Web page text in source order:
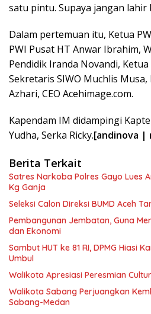
satu pintu. Supaya jangan lahir
Dalam pertemuan itu, Ketua
PWI Pusat HT Anwar Ibrahim,
Pendidik Iranda Novandi, Ketua
Sekretaris SIWO Muchlis
Azhari, CEO Acehimage.com.
Kapendam IM didampingi
Yudha, Serka Ricky.[andinova |
Berita Terkait
Satres Narkoba Polres Gayo Lues
Kg Ganja
Seleksi Calon Direksi BUMD Aceh
Pembangunan Jembatan, Guna
dan Ekonomi
Sambut HUT ke 81 RI, DPMG Hiasi
Umbul
Walikota Apresiasi Peresmian
Walikota Sabang Perjuangkan
Sabang-Medan